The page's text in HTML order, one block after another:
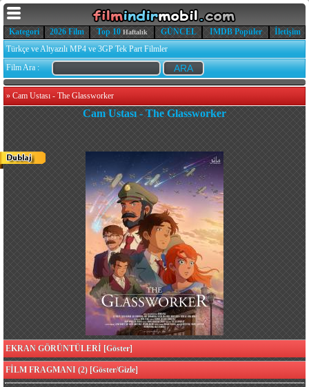
Kategori 2026 Film Top 10 Haftalık GÜNCEL IMDB Popüler
İletişim
Türkçe ve Altyazılı MP4 ve 3GP Tek Part Filmler
Film Ara :
» Cam Ustası - The Glassworker
Cam Ustası - The Glassworker
EKRAN GÖRÜNTÜLERİ [Göster]
FİLM FRAGMANI (2) [Göster/Gizle]